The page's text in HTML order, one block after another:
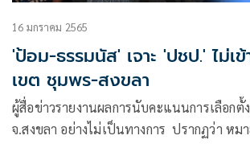
16 มกราคม 2565
'ป้อม-ธรรมนัส' เจาะ 'ปชป.' ไม่เ
เขต ชุมพร-สงขลา
ผู้สื่อข่าวรายงานผลการนับคะแนนการเลือกตั้
จ.สงขลา อย่างไม่เป็นทางการ ปรากฏว่า หม